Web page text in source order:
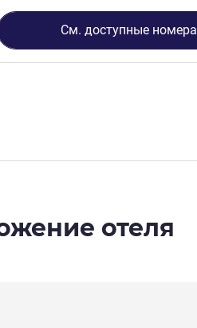
См. доступные номера
отеля